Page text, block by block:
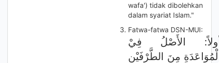
wafa') tidak dibolehkan
dalam syariat Islam."
Fatwa-fatwa DSN-MUI:
الأَصْلُ فِيْ
مِنَ الطَّرْفَيْنِ